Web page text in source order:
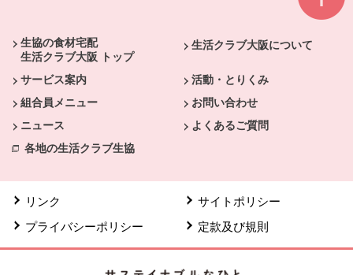
生協の食材宅配
生活クラブ大阪 トップ
生活クラブ大阪について
サービス案内
活動・とりくみ
組合員メニュー
お問い合わせ
ニュース
よくあるご質問
各地の生活クラブ生協
リンク
サイトポリシー
プライバシーポリシー
定款及び規則